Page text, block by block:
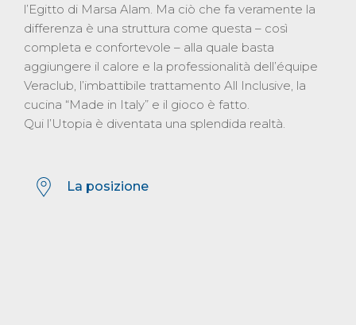
l’Egitto di Marsa Alam. Ma ciò che fa veramente la
differenza è una struttura come questa – così
completa e confortevole – alla quale basta
aggiungere il calore e la professionalità dell’équipe
Veraclub, l’imbattibile trattamento All Inclusive, la
cucina “Made in Italy” e il gioco è fatto.
Qui l’Utopia è diventata una splendida realtà.
La posizione